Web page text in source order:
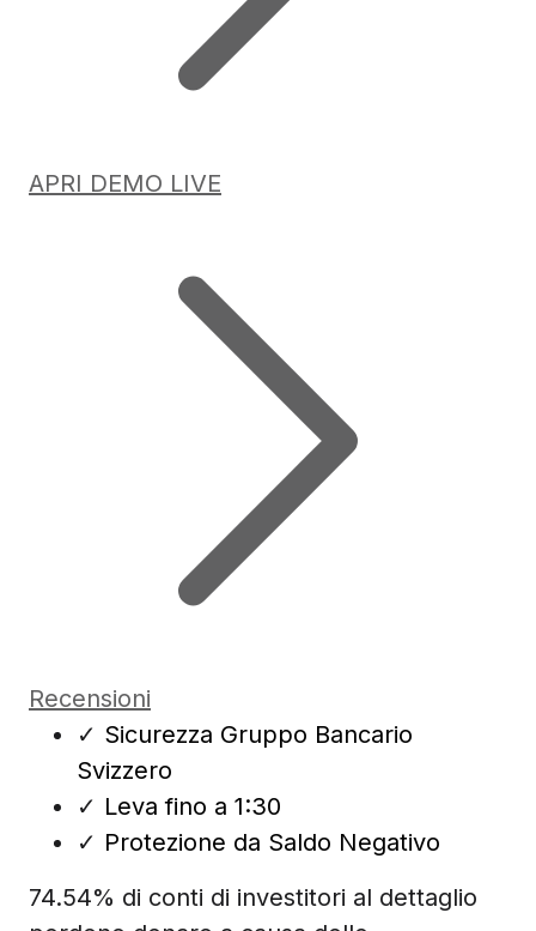
APRI DEMO LIVE
Recensioni
✓ Sicurezza Gruppo Bancario
Svizzero
✓ Leva fino a 1:30
✓ Protezione da Saldo Negativo
74.54% di conti di investitori al dettaglio